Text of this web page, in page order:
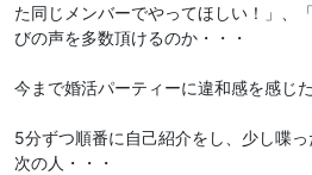
た同じメンバーでやってほしい！」、
びの声を多数頂けるのか・・・
今まで婚活パーティーに違和感を感じ
5分ずつ順番に自己紹介をし、少し喋
次の人・・・